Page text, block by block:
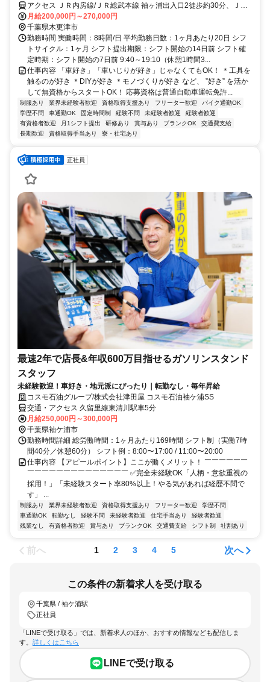
アクセス ＪＲ内房線/ＪＲ総武本線 袖ヶ浦出入口2徒歩約30分、ＪＲ
内房線/ＪＲ総武本線 巌根東口徒歩約36分 袖ヶ浦駅から車で8分
月給200,000円～270,000円
千葉県木更津市
勤務時間 実働時間：8時間/日 平均勤務日数：1ヶ月あたり20日 シフ
トサイクル：1ヶ月 シフト提出期限：シフト開始の14日前 シフト確
定時期：シフト開始の7日前 9:40～19:10（休憩1時間3...
仕事内容 「車好き」「車いじりが好き」じゃなくてもOK！ ＊工具を
触るのが好き ＊DIYが好き ＊モノづくりが好き など、 ”好き” を活か
して無資格からスタートOK！ 応募資格は普通自動車運転免許...
制服あり 業界未経験者歓迎 資格取得支援あり フリーター歓迎
バイク通勤OK
学歴不問
車通勤OK 固定時間制 経験不問 未経験者歓迎
経験者歓迎
有資格者歓迎
月1シフト提出 研修あり 賞与あり ブランクOK
交通費支給
長期歓迎
資格取得手当あり 寮・社宅あり
正社員
最速2年で店長&年収600万目指せるガソリンスタンド
スタッフ
未経験歓迎！車好き・地元派にぴったり｜転勤なし・毎年昇給
コスモ石油グループ/株式会社津田屋 コスモ石油袖ケ浦SS
交通・アクセス 久留里線東清川駅車5分
月給250,000円～300,000円
千葉県袖ケ浦市
勤務時間詳細 総労働時間：1ヶ月あたり169時間 シフト制（実働7時
間40分／休憩60分） シフト例：8:00〜17:00 / 11:00〜20:00
仕事内容 【アピールポイント】ここが働くメリット！ ￣￣￣￣￣￣
￣￣￣￣￣￣￣￣￣￣￣￣￣￣ ✅完全未経験OK「人柄・意欲重視の
採用！」「未経験スタート率80%以上！やる気があれば経歴不問で
す」 ...
制服あり 業界未経験者歓迎 資格取得支援あり フリーター歓迎
学歴不問
車通勤OK
転勤なし 経験不問 未経験者歓迎 住宅手当あり
経験者歓迎
残業なし
有資格者歓迎 賞与あり ブランクOK 交通費支給 シフト制 社割あり
前へ 1 2 3 4 5 次へ
この条件の新着求人を受け取る
千葉県 / 袖ケ浦駅
正社員
「LINEで受け取る」では、新着求人のほか、おすすめ情報なども配信しま
す。 詳しくはこちら
LINEで受け取る